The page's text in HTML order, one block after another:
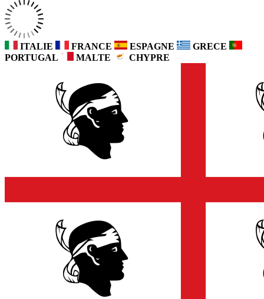
ITALIE FRANCE ESPAGNE
GRECE
PORTUGAL
MALTE CHYPRE